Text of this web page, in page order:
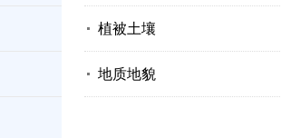
植被土壤
地质地貌